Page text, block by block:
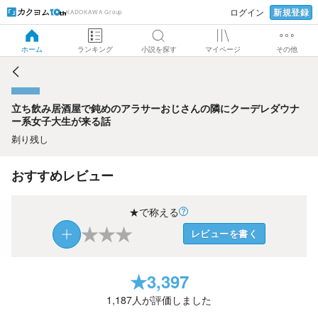
KADOKAWA Group ログイン 新規登録
ホーム ランキング 小説を探す マイページ その他
立ち飲み居酒屋で鈍めのアラサーおじさんの隣にクーデレダ
ウナー系女子大生が来る話
立ち飲み居酒屋で鈍めのアラサーおじさんの隣にクーデレダウナ
ー系女子大生が来る話
剃り残し
おすすめレビュー
★で称える
★★★ レビューを書く
★3,397
1,187人が評価しました